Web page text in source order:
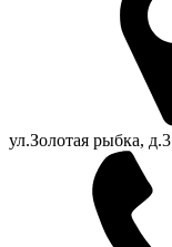
ул.Золотая рыбка, д.3